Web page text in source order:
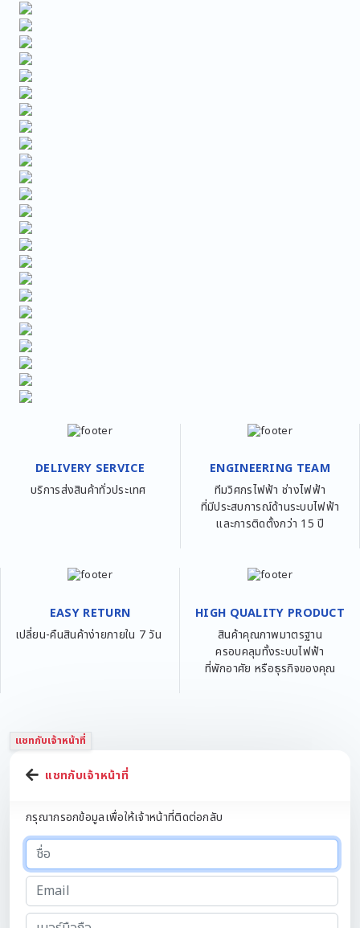
DELIVERY SERVICE
บริการส่งสินค้าทั่วประเทศ
ENGINEERING TEAM
ทีมวิศกรไฟฟ้า ช่างไฟฟ้า
ที่มีประสบการณ์ด้านระบบไฟฟ้า
และการติดตั้งกว่า 15 ปี
EASY RETURN
เปลี่ยน-คืนสินค้าง่ายภายใน 7 วัน
HIGH QUALITY PRODUCT
สินค้าคุณภาพมาตรฐาน
ครอบคลุมทั้งระบบไฟฟ้า
ที่พักอาศัย หรือธุรกิจของคุณ
แชทกับเจ้าหน้าที่
แชทกับเจ้าหน้าที่
กรุณากรอกข้อมูลเพื่อให้เจ้าหน้าที่ติดต่อกลับ